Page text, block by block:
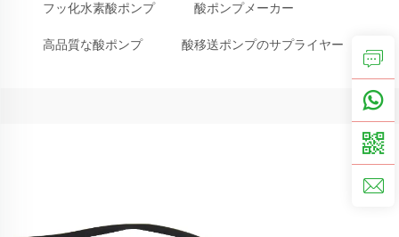
フッ化水素酸ポンプ 酸ポンプメーカー
高品質な酸ポンプ 酸移送ポンプのサプライヤー